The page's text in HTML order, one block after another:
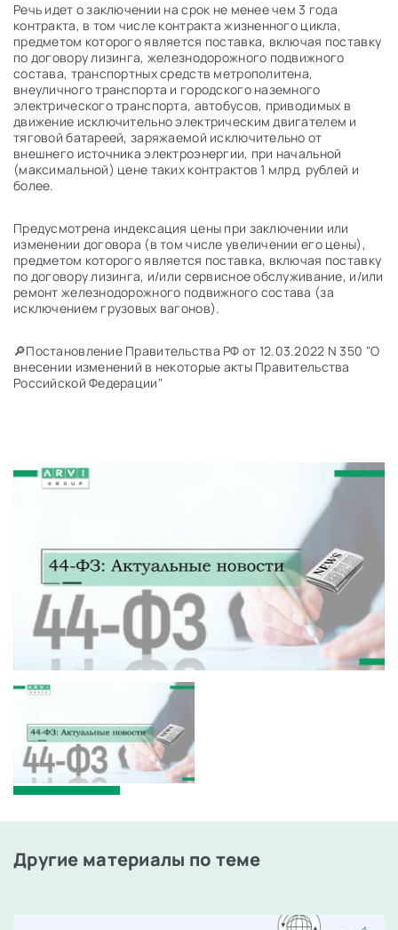
Речь идет о заключении на срок не менее чем 3 года
контракта, в том числе контракта жизненного цикла,
предметом которого является поставка, включая поставку
по договору лизинга, железнодорожного подвижного
состава, транспортных средств метрополитена,
внеуличного транспорта и городского наземного
электрического транспорта, автобусов, приводимых в
движение исключительно электрическим двигателем и
тяговой батареей, заряжаемой исключительно от
внешнего источника электроэнергии, при начальной
(максимальной) цене таких контрактов 1 млрд. рублей и
более.
Предусмотрена индексация цены при заключении или
изменении договора (в том числе увеличении его цены),
предметом которого является поставка, включая поставку
по договору лизинга, и/или сервисное обслуживание, и/или
ремонт железнодорожного подвижного состава (за
исключением грузовых вагонов).
🔎Постановление Правительства РФ от 12.03.2022 N 350 "О
внесении изменений в некоторые акты Правительства
Российской Федерации"
Другие материалы по теме